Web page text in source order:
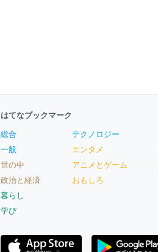
はてなブックマーク
総合
一般
世の中
政治と経済
暮らし
学び
テクノロジー
エンタメ
アニメとゲーム
おもしろ